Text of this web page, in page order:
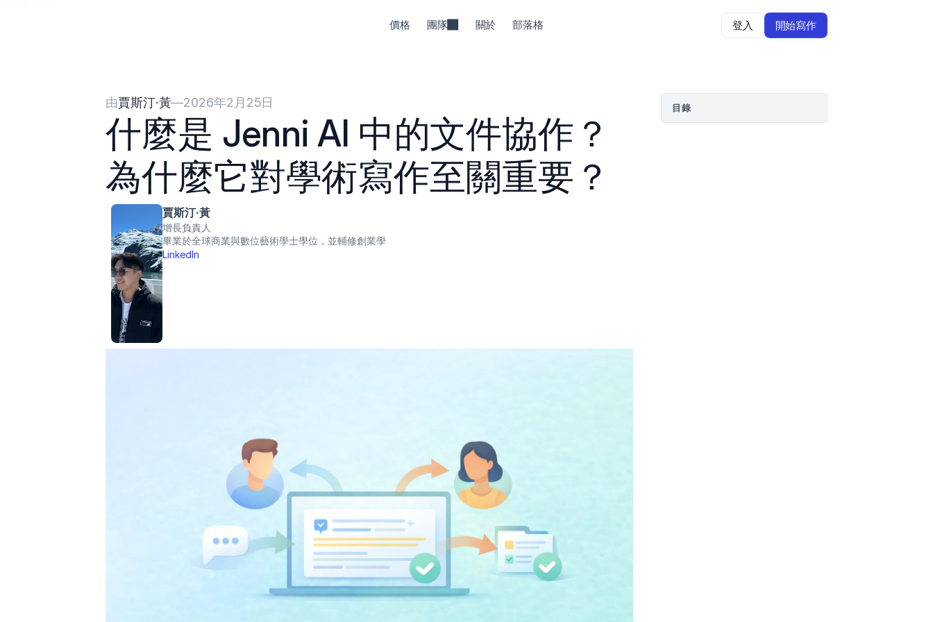
價格 團隊 關於 部落格 登入 開始寫作
由賈斯汀·黃—2026年2月25日
什麼是 Jenni AI 中的文件協作？
為什麼它對學術寫作至關重要？
賈斯汀·黃
增長負責人
畢業於全球商業與數位藝術學士學位，並輔修創業學
LinkedIn
目錄